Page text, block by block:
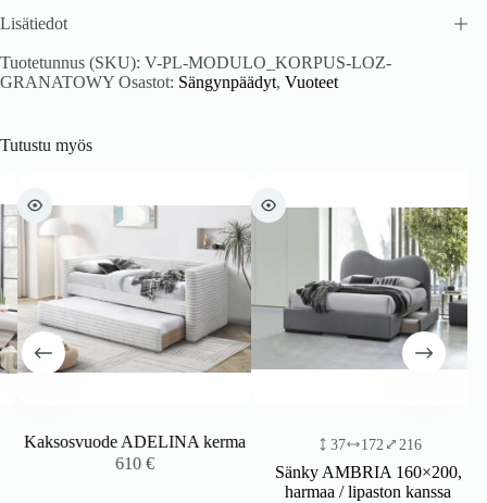
Lisätiedot
Tuotetunnus (SKU): V-PL-MODULO_KORPUS-LOZ-
GRANATOWY Osastot: Sängynpäädyt, Vuoteet
Tutustu myös
Kaksosvuode ADELINA kerma
610€
37 172 216
Sänky AMBRIA 160×200,
harmaa / lipaston kanssa